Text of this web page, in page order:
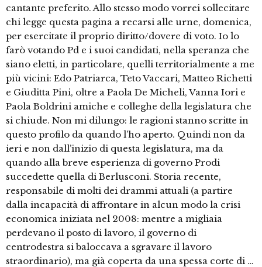
cantante preferito. Allo stesso modo vorrei sollecitare
chi legge questa pagina a recarsi alle urne, domenica,
per esercitate il proprio diritto/dovere di voto. Io lo
farò votando Pd e i suoi candidati, nella speranza che
siano eletti, in particolare, quelli territorialmente a me
più vicini: Edo Patriarca, Teto Vaccari, Matteo Richetti
e Giuditta Pini, oltre a Paola De Micheli, Vanna Iori e
Paola Boldrini amiche e colleghe della legislatura che
si chiude. Non mi dilungo: le ragioni stanno scritte in
questo profilo da quando l’ho aperto. Quindi non da
ieri e non dall’inizio di questa legislatura, ma da
quando alla breve esperienza di governo Prodi
succedette quella di Berlusconi. Storia recente,
responsabile di molti dei drammi attuali (a partire
dalla incapacità di affrontare in alcun modo la crisi
economica iniziata nel 2008: mentre a migliaia
perdevano il posto di lavoro, il governo di
centrodestra si baloccava a sgravare il lavoro
straordinario), ma già coperta da una spessa corte di …